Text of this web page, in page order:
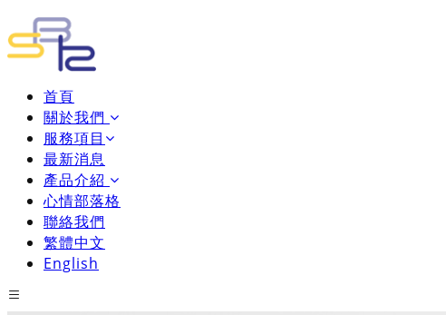
首頁
關於我們
服務項目
最新消息
產品介紹
心情部落格
聯絡我們
繁體中文
English